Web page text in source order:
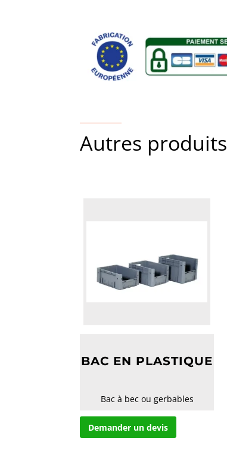
Autres produits
BAC EN PLASTIQUE
Bac à bec ou gerbables
Demander un devis